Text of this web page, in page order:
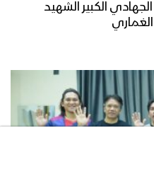
اليمنية لتعليق
على دول العدوان لثلاثة
السيد عبدالملك بدر الدين
الكبير الشهيد